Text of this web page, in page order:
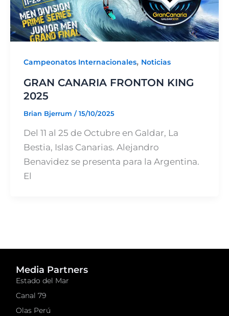
Campeonatos Internacionales, Noticias
GRAN CANARIA FRONTON KING
2025
Brian Bjerrum /15/10/2025
Del 11 al 25 de Octubre en Galdar, La
Bestia, Islas Canarias. Alejandro
Benavidez se presenta para la Argentina.
El
Media Partners
Estado del Mar
Canal 79
Olas Perú